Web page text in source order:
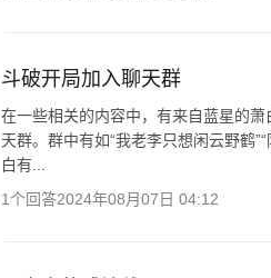
斗破开局加入聊天群
在一些相关的内容中，有来自蓝星的
天群。群中有如“我老李只想闲云野鹤
白有...
1个回答2024年08月07日 04:12